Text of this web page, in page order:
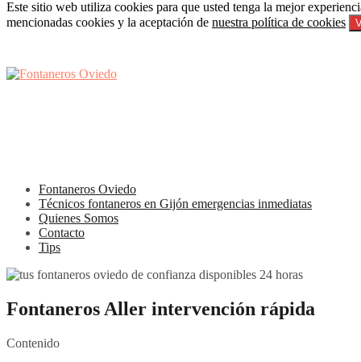
Skip
to
Fontaneros Oviedo
Técnicos fontaneros en Gijón emergencias inmediatas
Quienes Somos
Contacto
Tips
Fontaneros Aller intervención rápida
Contenido
Este sitio web utiliza cookies para que usted tenga la mejor
mencionadas cookies y la aceptación de nuestra política de cookies